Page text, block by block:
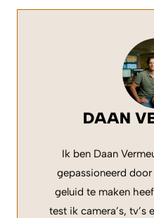
DAAN
Ik ben Daan
gepassioneerd
geluid te maken
test ik camera’s,